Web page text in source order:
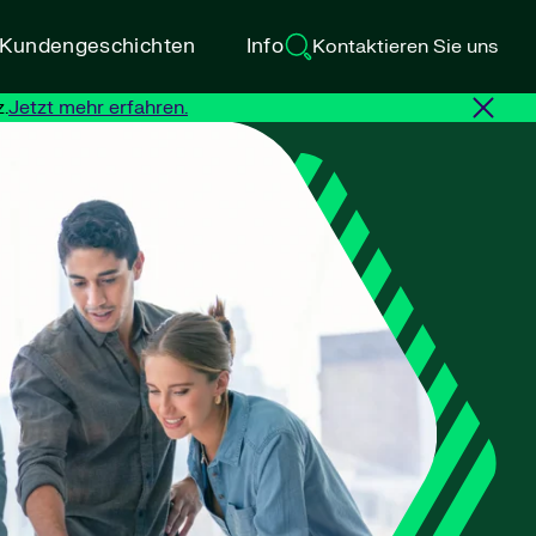
Info Kontaktieren Sie uns
Jetzt mehr erfahren.